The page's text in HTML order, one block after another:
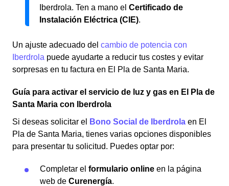
Iberdrola. Ten a mano el Certificado de
Instalación Eléctrica (CIE).
Un ajuste adecuado del cambio de potencia con
Iberdrola puede ayudarte a reducir tus costes y evitar
sorpresas en tu factura en El Pla de Santa Maria.
Guía para activar el servicio de luz y gas en El Pla de
Santa Maria con Iberdrola
Si deseas solicitar el
Bono Social de Iberdrola en El
Pla de Santa Maria, tienes varias opciones disponibles
para presentar tu solicitud. Puedes optar por:
Completar el formulario online en la página
web de Curenergía.